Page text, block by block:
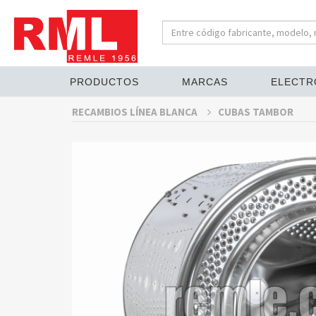
PRODUCTOS MARCAS
RECAMBIOS LÍNEA BLANCA CUBAS TAMBOR